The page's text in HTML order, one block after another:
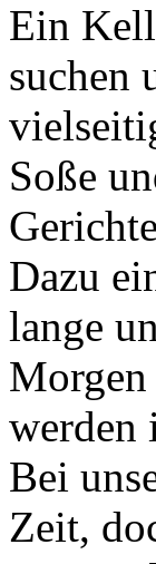
Ein
suchen
Soße
Dazu
lange
werden
Bei
Zeit,